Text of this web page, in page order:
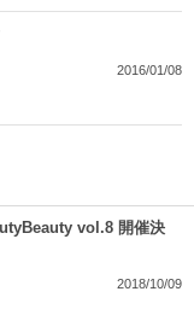
2016/01/08
vol.8 開催決
2018/10/09